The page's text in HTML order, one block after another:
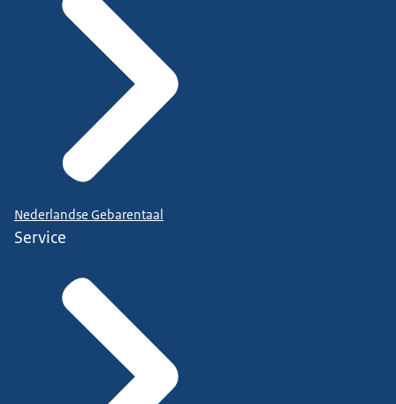
Nederlandse Gebarentaal
Service